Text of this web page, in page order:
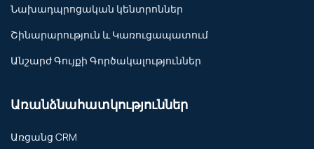
Նախադպրոցական կենտրոններ
Շինարարություն և Կառուցապատում
Անշարժ Գույքի Գործակալություններ
Առանձնահատկություններ
Առցանց CRM